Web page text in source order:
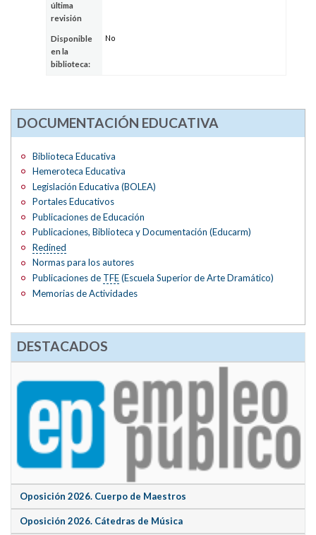
última
revisión
Disponible
en la
biblioteca:
No
DOCUMENTACIÓN EDUCATIVA
Biblioteca Educativa
Hemeroteca Educativa
Legislación Educativa (BOLEA)
Portales Educativos
Publicaciones de Educación
Publicaciones, Biblioteca y Documentación (Educarm)
Redined
Normas para los autores
Publicaciones de TFE(Escuela Superior de Arte Dramático)
Memorias de Actividades
DESTACADOS
Oposición 2026. Cuerpo de Maestros
Oposición 2026. Cátedras de Música